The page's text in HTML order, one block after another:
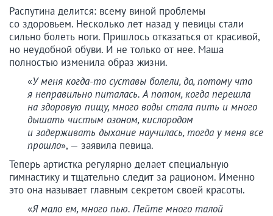
Распутина делится: всему виной проблемы
со здоровьем. Несколько лет назад у певицы стали
сильно болеть ноги. Пришлось отказаться от красивой,
но неудобной обуви. И не только от нее. Маша
полностью изменила образ жизни.
«У меня когда-то суставы болели, да, потому что
я неправильно питалась. А потом, когда перешла
на здоровую пищу, много воды стала пить и много
дышать чистым озоном, кислородом
и задерживать дыхание научилась, тогда у меня все
прошло», — заявила певица.
Теперь артистка регулярно делает специальную
гимнастику и тщательно следит за рационом. Именно
это она называет главным секретом своей красоты.
«Я мало ем, много пью. Пейте много талой